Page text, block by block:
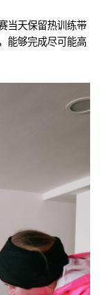
当天保留热训练带
能够完成尽可能高